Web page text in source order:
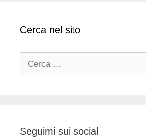
Cerca nel sito
Seguimi sui social